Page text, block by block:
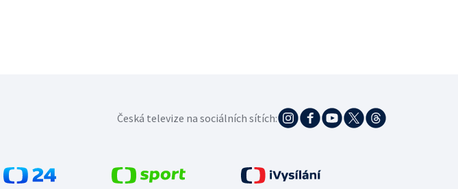
Česká televize na sociálních sítích: